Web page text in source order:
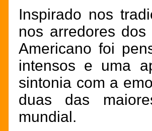
Inspirado nos
nos arredores
Americano foi
intensos e uma
sintonia com a
duas das
mundial.